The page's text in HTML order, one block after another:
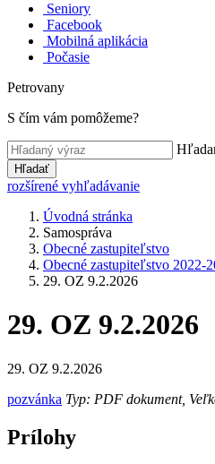
Seniory
Facebook
Mobilná aplikácia
Počasie
Petrovany
S čím vám pomôžeme?
Hľadať
rozšírené vyhľadávanie
Úvodná stránka
Samospráva
Obecné zastupiteľstvo
Obecné zastupiteľstvo 2022-
29. OZ 9.2.2026
29. OZ 9.2.2026
29. OZ 9.2.2026
pozvánka Typ: PDF dokument,
Prílohy